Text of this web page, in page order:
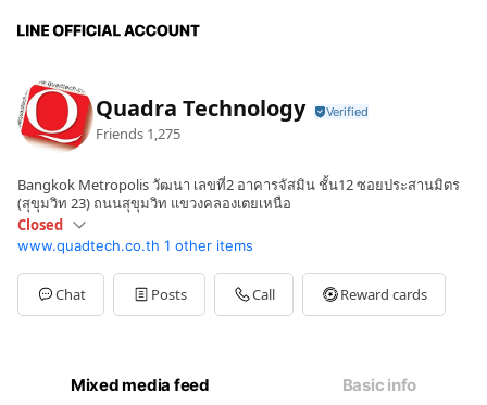
Quadra Technology
Friends 1,275
Bangkok Metropolis วัฒนา เลขที่2 อาคารจัสมิน ชั้น12 ซอยประสานมิตร
(สุขุมวิท 23) ถนนสุขุมวิท แขวงคลองเตยเหนือ
Closed
SunClosed
Mon08:30 - 17:30
Tue08:30 - 17:30
Wed08:30 - 17:30
จันทร์ - ศุกร์ 8:30-17:30 น.
www.quadtech.co.th 1 other items
Chat Posts Call Reward cards
Mixed media feed Basic info